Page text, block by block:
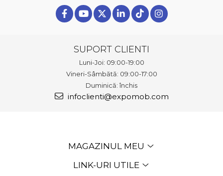
SUPORT CLIENTI
Luni-Joi: 09:00-19:00
Vineri-Sâmbătă: 09:00-17:00
Duminică: închis
infoclienti@expomob.com
MAGAZINUL MEU
LINK-URI UTILE